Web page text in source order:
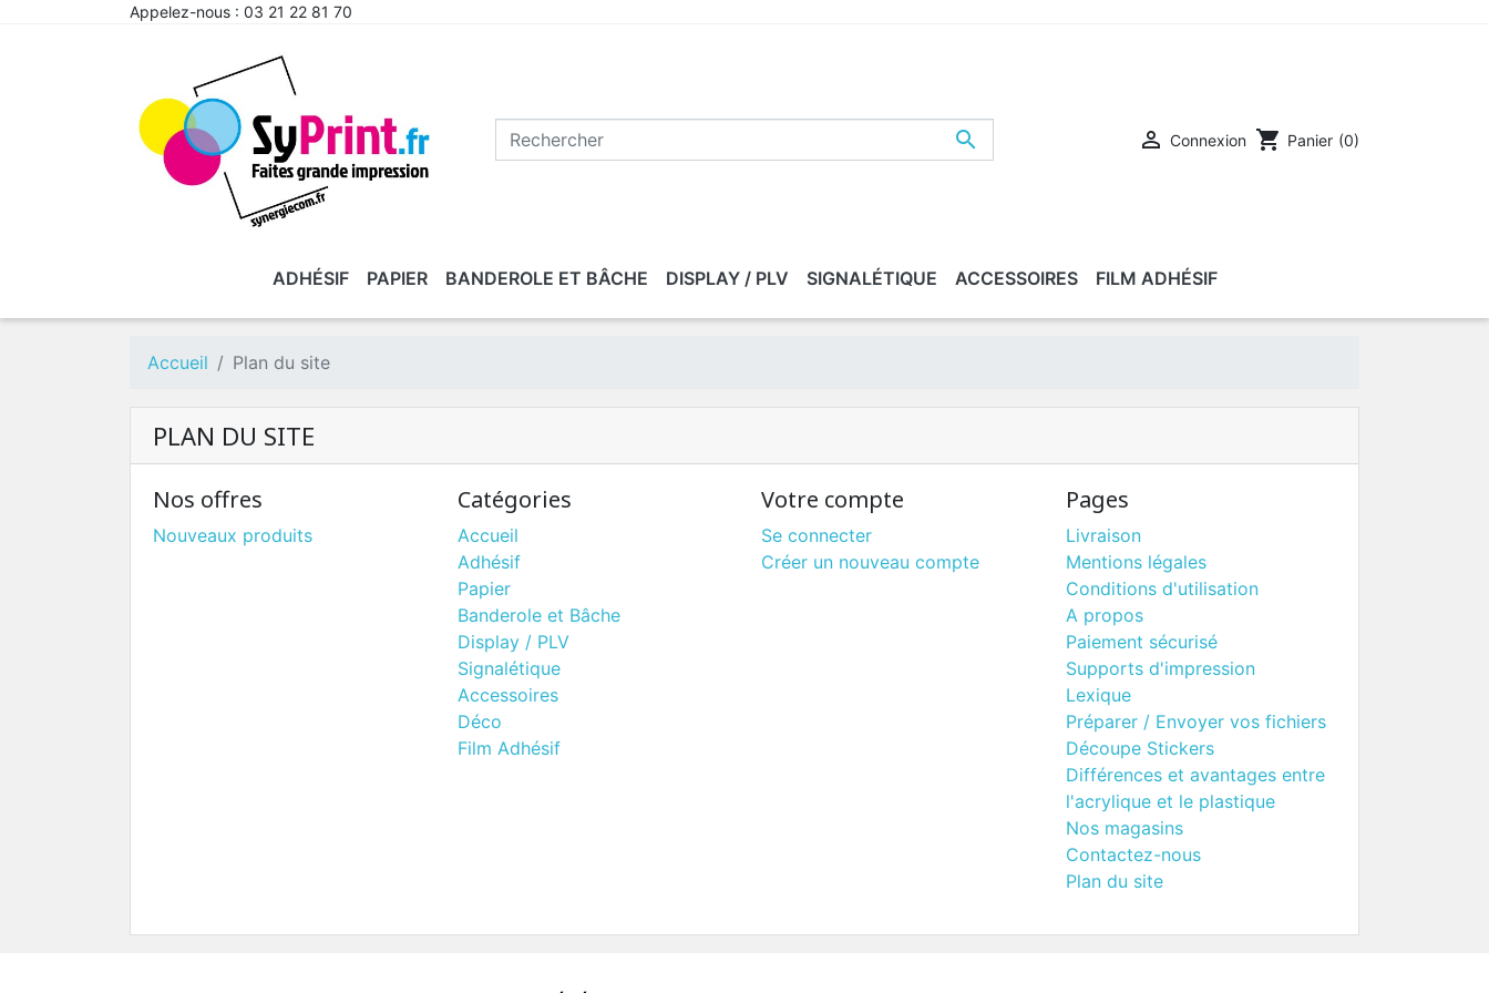
Appelez-nous : 03 21 22 81 70
  Connexion shopping_cart Panier (0)
ADHÉSIF PAPIER BANDEROLE ET BÂCHE DISPLAY / PLV SIGNALÉTIQUE ACCESSOIRES FILM ADHÉSIF
Accueil Plan du site
PLAN DU SITE
Nos offres
Nouveaux produits
Catégories
Accueil
Adhésif
Papier
Banderole et Bâche
Display / PLV
Signalétique
Accessoires
Déco
Film Adhésif
Votre compte
Se connecter
Créer un nouveau compte
Pages
Livraison
Mentions légales
Conditions d'utilisation
A propos
Paiement sécurisé
Supports d'impression
Lexique
Préparer / Envoyer vos fichiers
Découpe Stickers
Différences et avantages entre
l'acrylique et le plastique
Nos magasins
Contactez-nous
Plan du site